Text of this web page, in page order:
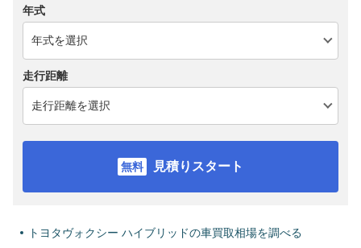
年式
走行距離
見積りスタート
トヨタヴォクシー ハイブリッドの車買取相場を調べる